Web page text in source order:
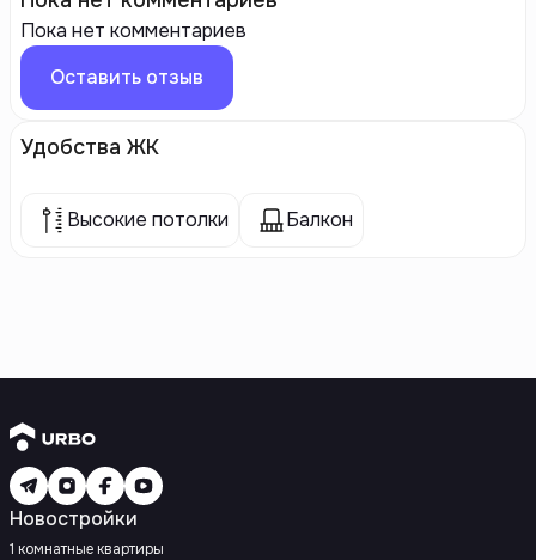
Пока нет комментариев
Оставить отзыв
Удобства ЖК
Высокие потолки Балкон
Новостройки
1 комнатные квартиры